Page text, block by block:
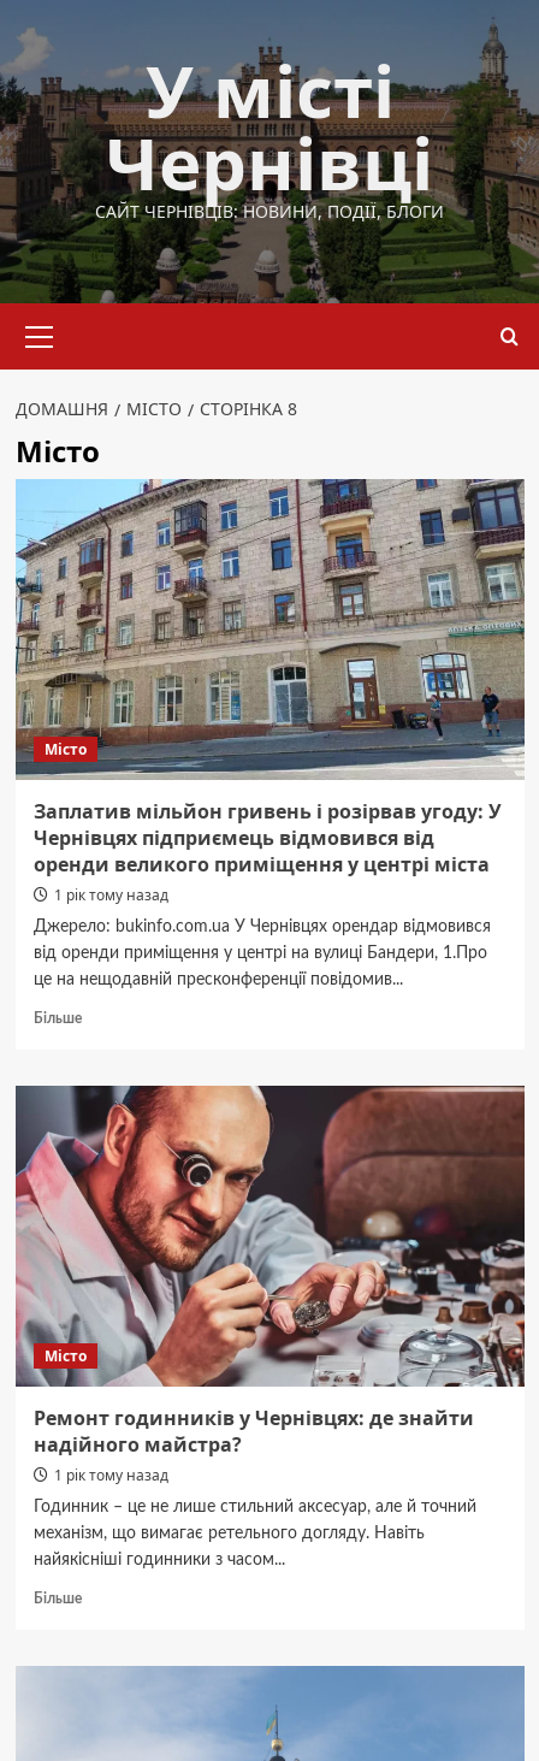
до
вмісту
У місті
Чернівці
САЙТ ЧЕРНІВЦІВ: НОВИНИ, ПОДІЇ, БЛОГИ
меню
ДОМАШНЯ МІСТО СТОРІНКА 8
Місто
Місто
Заплатив мільйон гривень і розірвав угоду: У
Чернівцях підприємець відмовився від
оренди великого приміщення у центрі міста
1 рік тому назад
Джерело: bukinfo.com.ua У Чернівцях орендар відмовився
від оренди приміщення у центрі на вулиці Бандери, 1.Про
це на нещодавній пресконференції повідомив...
БільшеДокладніше
мільйон
гривень
і
розірвав
угоду:
У
Чернівцях
підприємець
відмовився
від
оренди
великого
приміщення
у
міста
Місто
Ремонт годинників у Чернівцях: де знайти
надійного майстра?
1 рік тому назад
Годинник – це не лише стильний аксесуар, але й точний
механізм, що вимагає ретельного догляду. Навіть
найякісніші годинники з часом...
БільшеДокладніше
годинників